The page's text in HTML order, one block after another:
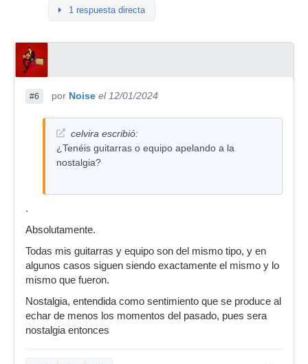
1 respuesta directa
#6 por Noise el 12/01/2024
celvira escribió:
¿Tenéis guitarras o equipo apelando a la
nostalgia?
.
Absolutamente.
Todas mis guitarras y equipo son del mismo tipo, y en
algunos casos siguen siendo exactamente el mismo y lo
mismo que fueron.
Nostalgia, entendida como sentimiento que se produce al
echar de menos los momentos del pasado, pues sera
nostalgia entonces